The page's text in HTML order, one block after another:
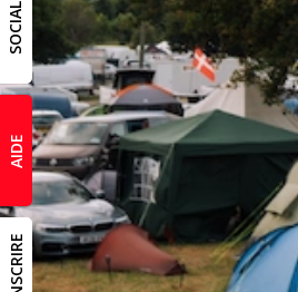
SOCIAL
AIDE
S'INSCRIRE